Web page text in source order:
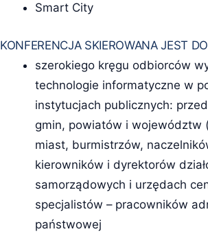
Smart City
KONFERENCJA SKIEROWANA JEST
szerokiego kręgu odbiorców
technologie informatyczne w
instytucjach publicznych:
gmin, powiatów i województw
miast, burmistrzów,
kierowników i dyrektorów
samorządowych i urzędach
specjalistów – pracowników
państwowej